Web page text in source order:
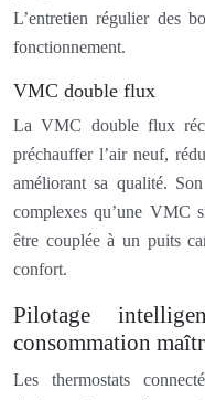
L’entretien régulier des
fonctionnement.
VMC double flux
La VMC double flux
préchauffer l’air neuf,
améliorant sa qualité.
complexes qu’une
être couplée à un puits
confort.
Pilotage
consommation
Les thermostats